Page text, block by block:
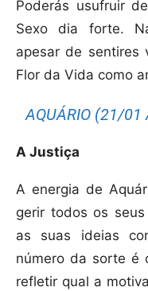
Poderás usufruir
Sexo dia forte.
apesar de sentires
Flor da Vida como
AQUÁRIO (21/
A Justiça
A energia de
gerir todos os
as suas ideias
número da sorte é
refletir qual a